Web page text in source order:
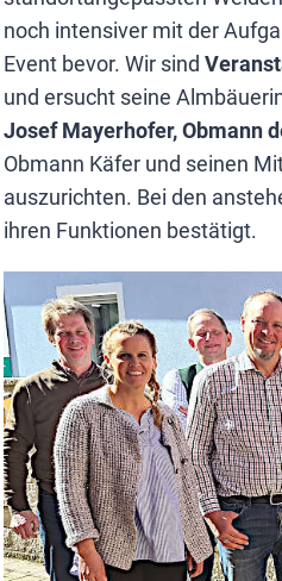
noch intensiver mit der
Event bevor. Wir sind
und ersucht seine
Josef Mayerhofer, Obmann
Obmann Käfer und seinen
auszurichten. Bei den
ihren Funktionen bestätigt.